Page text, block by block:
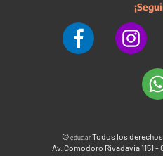
©educ.arTodos los
Av. Comodoro Rivadavia 1151 -